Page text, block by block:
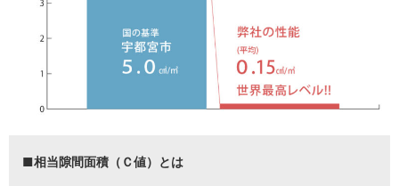
■相当隙間面積（Ｃ値）とは